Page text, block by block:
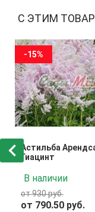
С ЭТИМ
-15%
Астильба
Гиацинт
В наличии
от 930 руб.
от 790.50 руб.